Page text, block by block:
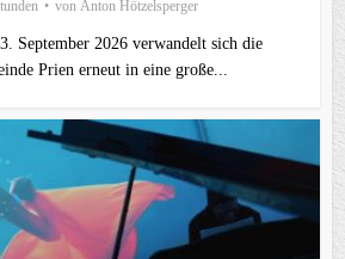
von Anton Hötzelsperger
September 2026 verwandelt sich die
Prien erneut in eine große...